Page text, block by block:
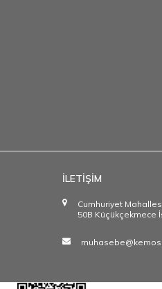
İLETİŞİM
Cumhuriyet
50B Küçükçekmece